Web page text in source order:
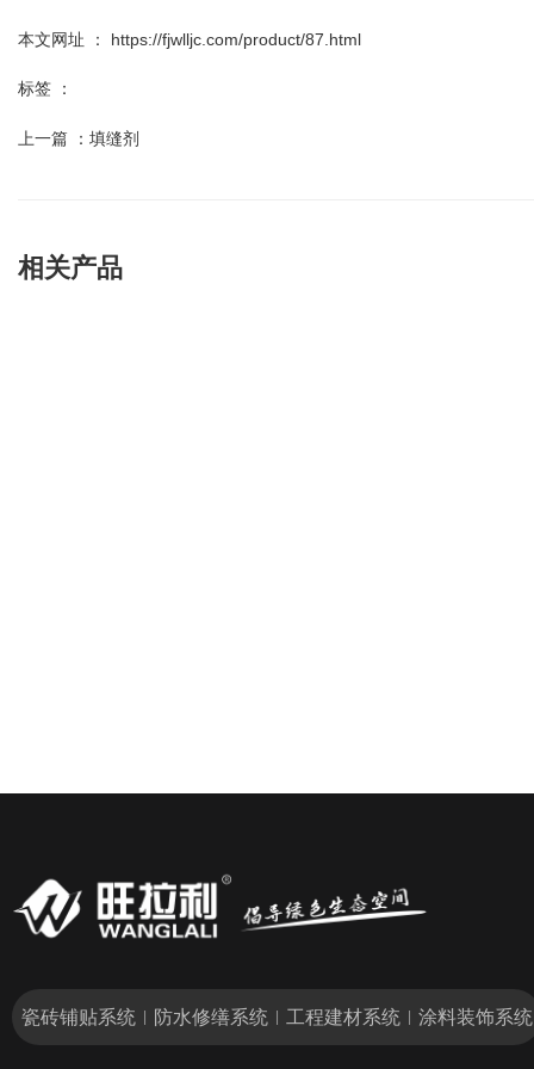
本文网址 ： https://fjwlljc.com/product/87.html
标签 ：
上一篇 ： 填缝剂
相关产品
瓷砖铺贴系统 防水修缮系统 工程建材系统 涂料装饰系统